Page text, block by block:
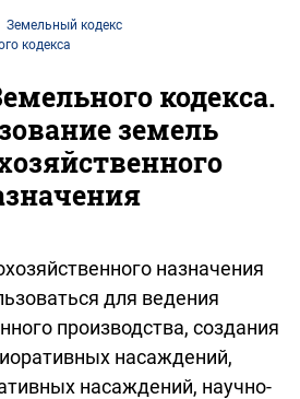
Земельный кодекс
кодекса
кодекса.
земель
назначения
для ведения
производства, создания
насаждений,
насаждений, научно-